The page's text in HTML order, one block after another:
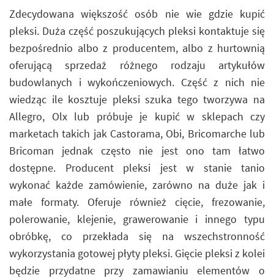
Zdecydowana większość osób nie wie gdzie kupić
pleksi. Duża część poszukujących pleksi kontaktuje się
bezpośrednio albo z producentem, albo z hurtownią
oferującą sprzedaż różnego rodzaju artykułów
budowlanych i wykończeniowych. Część z nich nie
wiedząc ile kosztuje pleksi szuka tego tworzywa na
Allegro, Olx lub próbuje je kupić w sklepach czy
marketach takich jak Castorama, Obi, Bricomarche lub
Bricoman jednak często nie jest ono tam łatwo
dostępne. Producent pleksi jest w stanie tanio
wykonać każde zamówienie, zarówno na duże jak i
małe formaty. Oferuje również cięcie, frezowanie,
polerowanie, klejenie, grawerowanie i innego typu
obróbkę, co przekłada się na wszechstronność
wykorzystania gotowej płyty pleksi. Gięcie pleksi z kolei
będzie przydatne przy zamawianiu elementów o